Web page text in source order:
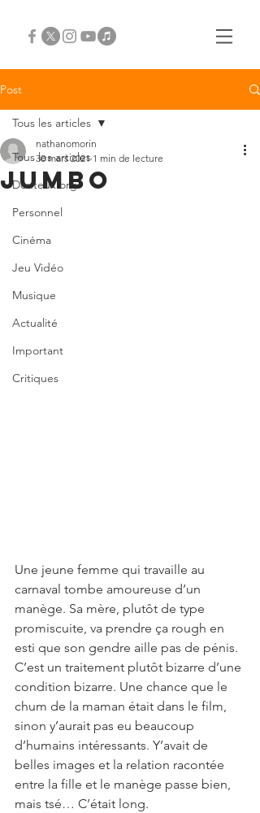
Post
Tous les articles
Douteux.org
Personnel
Cinéma
Jeu Vidéo
Musique
Actualité
Important
Critiques
Tous les articles
Jumbo
nathanomorin
30 mars 2021 1 min de lecture
Une jeune femme qui travaille au
carnaval tombe amoureuse d’un
manège. Sa mère, plutôt de type
promiscuite, va prendre ça rough en
esti que son gendre aille pas de pénis.
C’est un traitement plutôt bizarre d’une
condition bizarre. Une chance que le
chum de la maman était dans le film,
sinon y’aurait pas eu beaucoup
d’humains intéressants. Y’avait de
belles images et la relation racontée
entre la fille et le manège passe bien,
mais tsé… C’était long.